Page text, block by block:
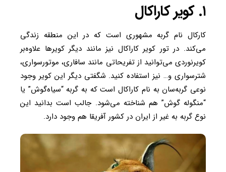
۱. کویر کاراکال
کارکال نام گربه مشهوری است که در این منطقه زندگی
می‌کند. در تور کویر کاراکال نیز مانند دیگر کویرها علاوه‌بر
کویرنوردی می‌توانید از تفریحاتی مانند سافاری، موتورسواری،
شترسواری و… نیز استفاده کنید. شگفتی دیگر این کویر وجود
نوعی گربه‌سان به نام کاراکال است که به گربه “سیاه‌گوش” یا
“منگوله گوش” هم شناخته می‌شود. جالب است بدانید این
نوع گربه به غیر از ایران در کشور آفریقا هم وجود دارد.